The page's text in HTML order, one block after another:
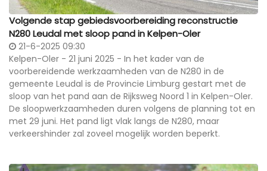
Volgende stap gebiedsvoorbereiding reconstructie
N280 Leudal met sloop pand in Kelpen-Oler
21-6-2025 09:30
Kelpen-Oler - 21 juni 2025 - In het kader van de
voorbereidende werkzaamheden van de N280 in de
gemeente Leudal is de Provincie Limburg gestart met de
sloop van het pand aan de Rijksweg Noord 1 in Kelpen-Oler.
De sloopwerkzaamheden duren volgens de planning tot en
met 29 juni. Het pand ligt vlak langs de N280, maar
verkeershinder zal zoveel mogelijk worden beperkt.